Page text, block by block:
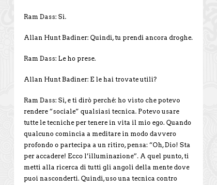
Ram Dass: Sì.
Allan Hunt Badiner: Quindi, tu prendi ancora droghe.
Ram Dass: Le ho prese.
Allan Hunt Badiner: E le hai trovate utili?
Ram Dass: Sì, e ti dirò perché: ho visto che potevo
rendere “sociale” qualsiasi tecnica. Potevo usare
tutte le tecniche per tenere in vita il mio ego. Quando
qualcuno comincia a meditare in modo davvero
profondo o partecipa a un ritiro, pensa: “Oh, Dio! Sta
per accadere! Ecco l’illuminazione”. A quel punto, ti
metti alla ricerca di tutti gli angoli della mente dove
puoi nasconderti. Quindi, uso una tecnica contro